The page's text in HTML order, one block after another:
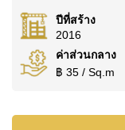
ปีที่สร้าง
2016
ค่าส่วนกลาง
฿ 35 / Sq.m